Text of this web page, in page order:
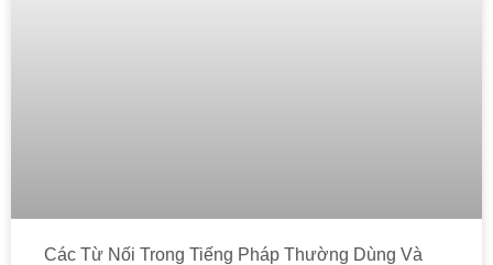
Các Từ Nối Trong Tiếng Pháp Thường Dùng Và